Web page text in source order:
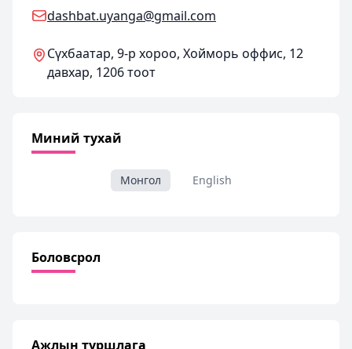
dashbat.uyanga@gmail.com
Сүхбаатар, 9-р хороо, Хойморь оффис, 12
давхар, 1206 тоот
Миний тухай
Монгол English
Боловсрол
Ажлын туршлага